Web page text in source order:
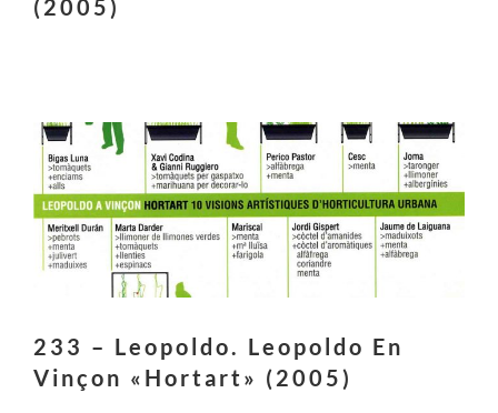
(2005)
233 – Leopoldo. Leopoldo En
Vinçon «Hortart» (2005)